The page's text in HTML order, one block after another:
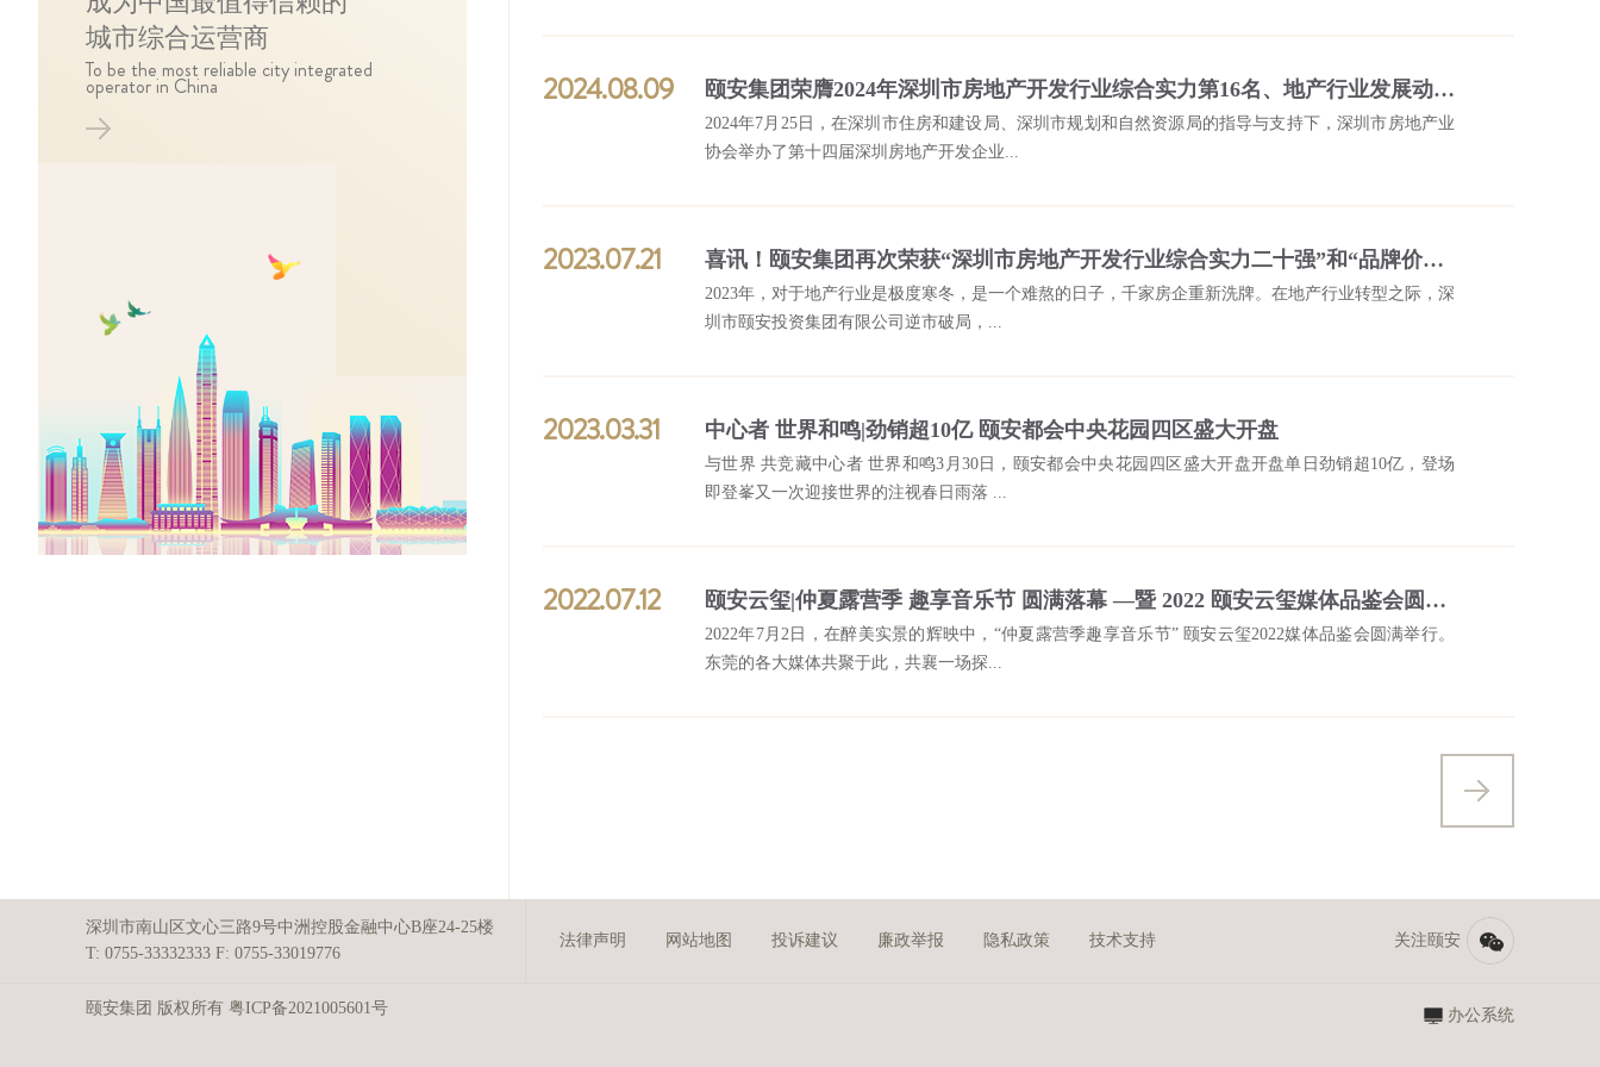
城市综合运营商
To be the most reliable city integrated
operator in China 2024.08.09 颐安集团荣膺2024年深圳市房地产开发行业综合实力第16名、地产行业发展动力奖
2024年7月25日，在深圳市住房和建设局、深圳市规划和自然资源局的指导与支持下，深圳市房地产业
协会举办了第十四届深圳房地产开发企业...
2023.07.21 喜讯！颐安集团再次荣获“深圳市房地产开发行业综合实力二十强”和“品牌价值企业”称号
2023年，对于地产行业是极度寒冬，是一个难熬的日子，千家房企重新洗牌。在地产行业转型之际，深
圳市颐安投资集团有限公司逆市破局，...
2023.03.31 中心者 世界和鸣|劲销超10亿 颐安都会中央花园四区盛大开盘
与世界 共竞藏中心者 世界和鸣3月30日，颐安都会中央花园四区盛大开盘开盘单日劲销超10亿，登场
即登峯又一次迎接世界的注视春日雨落 ...
2022.07.12 颐安云玺|仲夏露营季 趣享音乐节 圆满落幕 —暨 2022 颐安云玺媒体品鉴会圆满举行
2022年7月2日，在醉美实景的辉映中，“仲夏露营季趣享音乐节” 颐安云玺2022媒体品鉴会圆满举行。
东莞的各大媒体共聚于此，共襄一场探...
深圳市南山区文心三路9号中洲控股金融中心B座24-25楼
T: 0755-33332333 F: 0755-33019776
法律声明 网站地图 投诉建议 廉政举报 隐私政策 技术支持 关注颐安
颐安集团 版权所有 粤ICP备2021005601号 办公系统